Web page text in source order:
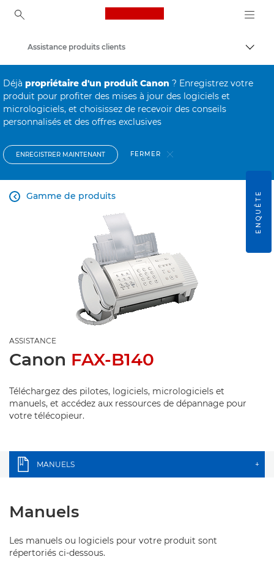
Canon Logo, back to
Assistance produits clients
Déjà propriétaire d'un produit Canon ? Enregistrez votre
produit pour profiter des mises à jour des logiciels et
micrologiciels, et choisissez de recevoir des conseils
personnalisés et des offres exclusives
ENREGISTRER MAINTENANT FERMER
Gamme de produits

ASSISTANCE
Canon FAX-B140
Téléchargez des pilotes, logiciels, micrologiciels et
manuels, et accédez aux ressources de dépannage pour
votre télécopieur.
MANUELS +
Manuels
Les manuels ou logiciels pour votre produit sont
répertoriés ci-dessous.
ENQUÊTE